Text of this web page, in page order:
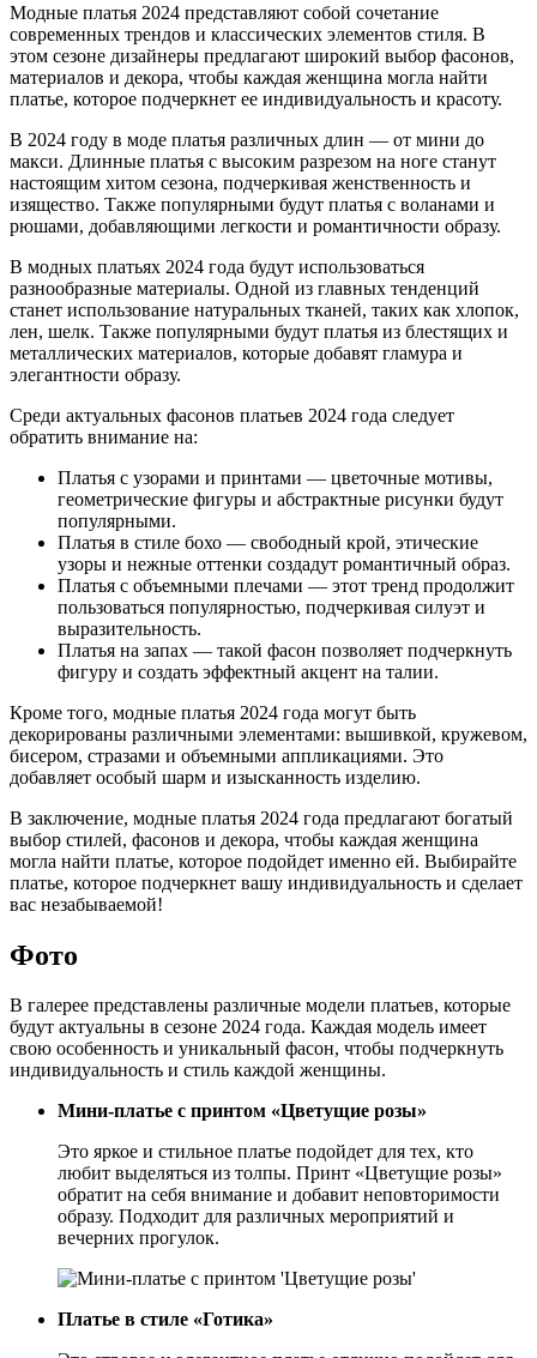
Модные платья 2024 представляют собой сочетание
современных трендов и классических элементов стиля. В
этом сезоне дизайнеры предлагают широкий выбор фасонов,
материалов и декора, чтобы каждая женщина могла найти
платье, которое подчеркнет ее индивидуальность и красоту.
В 2024 году в моде платья различных длин — от мини до
макси. Длинные платья с высоким разрезом на ноге станут
настоящим хитом сезона, подчеркивая женственность и
изящество. Также популярными будут платья с воланами и
рюшами, добавляющими легкости и романтичности образу.
В модных платьях 2024 года будут использоваться
разнообразные материалы. Одной из главных тенденций
станет использование натуральных тканей, таких как хлопок,
лен, шелк. Также популярными будут платья из блестящих и
металлических материалов, которые добавят гламура и
элегантности образу.
Среди актуальных фасонов платьев 2024 года следует
обратить внимание на:
Платья с узорами и принтами — цветочные мотивы,
геометрические фигуры и абстрактные рисунки будут
популярными.
Платья в стиле бохо — свободный крой, этические
узоры и нежные оттенки создадут романтичный образ.
Платья с объемными плечами — этот тренд продолжит
пользоваться популярностью, подчеркивая силуэт и
выразительность.
Платья на запах — такой фасон позволяет подчеркнуть
фигуру и создать эффектный акцент на талии.
Кроме того, модные платья 2024 года могут быть
декорированы различными элементами: вышивкой, кружевом,
бисером, стразами и объемными аппликациями. Это
добавляет особый шарм и изысканность изделию.
В заключение, модные платья 2024 года предлагают богатый
выбор стилей, фасонов и декора, чтобы каждая женщина
могла найти платье, которое подойдет именно ей. Выбирайте
платье, которое подчеркнет вашу индивидуальность и сделает
вас незабываемой!
Фото
В галерее представлены различные модели платьев, которые
будут актуальны в сезоне 2024 года. Каждая модель имеет
свою особенность и уникальный фасон, чтобы подчеркнуть
индивидуальность и стиль каждой женщины.
Мини-платье с принтом «Цветущие розы»
Это яркое и стильное платье подойдет для тех, кто
любит выделяться из толпы. Принт «Цветущие розы»
обратит на себя внимание и добавит неповторимости
образу. Подходит для различных мероприятий и
вечерних прогулок.
Платье в стиле «Готика»